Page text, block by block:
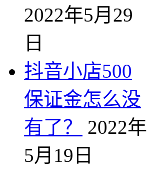
2022年5月29
日
抖音小店500
保证金怎么没
有了？
2022年
5月19日